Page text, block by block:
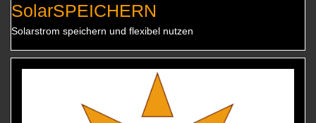
SolarSPEICHERN
Solarstrom speichern und flexibel nutzen